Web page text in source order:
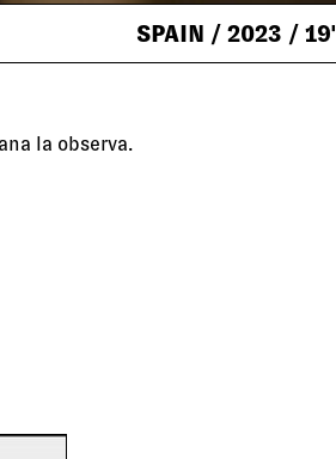
SPAIN / 2023 / 19'
la observa.